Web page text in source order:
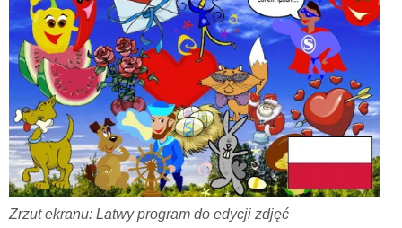
Zrzut ekranu: Latwy program do edycji zdjęć